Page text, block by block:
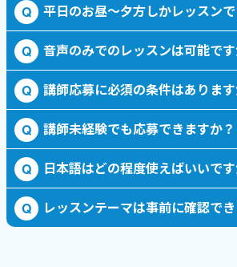
Q 平日のお昼〜夕方しかレッスン
Q 音声のみでのレッスンは可能です
Q 講師応募に必須の条件はあります
Q 講師未経験でも応募できますか？
Q 日本語はどの程度使えばいいです
Q レッスンテーマは事前に確認で